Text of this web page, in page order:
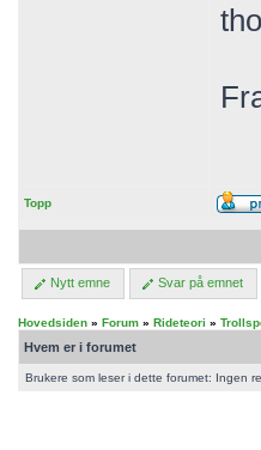
Topp
Nytt emne Svar på emnet
Hovedsiden » Forum » Rideteori »
Hvem er i forumet
Brukere som leser i dette forumet: Ingen